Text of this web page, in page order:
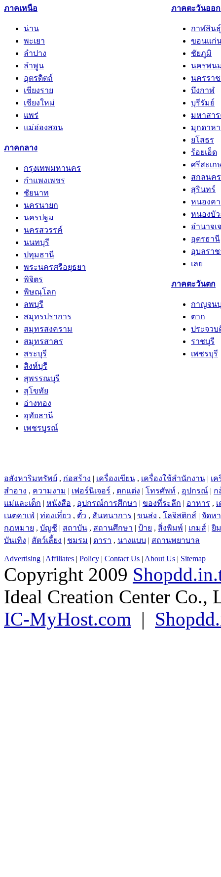
น่าน
พะเยา
ลำปาง
ลำพูน
อุตรดิตถ์
เชียงราย
เชียงใหม่
แพร่
แม่ฮ่องสอน
ภาคกลาง
กรุงเทพมหานคร
กำแพงเพชร
ชัยนาท
นครนายก
นครปฐม
นครสวรรค์
นนทบุรี
ปทุมธานี
พระนครศรีอยุธยา
พิจิตร
พิษณุโลก
ลพบุรี
สมุทรปราการ
สมุทรสงคราม
สมุทรสาคร
สระบุรี
สิงห์บุรี
สุพรรณบุรี
สุโขทัย
อ่างทอง
อุทัยธานี
เพชรบูรณ์
กาฬสินธุ์
ขอนแก่
ชัยภูมิ
นครพน
นครรา
บึงกาฬ
บุรีรัมย์
มหาสา
มุกดาห
ยโสธร
ร้อยเอ็ด
ศรีสะเก
สกลนคร
สุรินทร์
หนองค
หนองบั
อำนาจเ
อุดรธานี
อุบลรา
เลย
ภาคตะวันตก
กาญจน
ตาก
ประจว
ราชบุรี
เพชรบุรี
สำอาง,ความงาม|เฟอร์นิเจอร์,ตกแต่ง |โทรศัพท์,อุปกรณ์ |ก
แม่และเด็ก|หนังสือ ,อุปกรณ์การศึกษา| ของที่ระลึก |อาหาร ,
เนตคาเฟ่|ท่องเที่ยว ตั๋ว,สันทนาการ| ขนส่ง,โลจิสติกส์|จัดห
กฎหมาย , บัญชี|สถาบัน ,สถานศึกษา |ป้าย, สิ่งพิมพ์|เกมส์|ยิม
บันเทิง|สัตว์เลี้ยง |ชมรม ดารา,นางแบบ| สถานพยาบาล
Advertising|Affiliates|Policy|Contact Us|About Us|Sitemap
Copyright 2009
Ideal Creation Center Co.,
IC-MyHost.com |